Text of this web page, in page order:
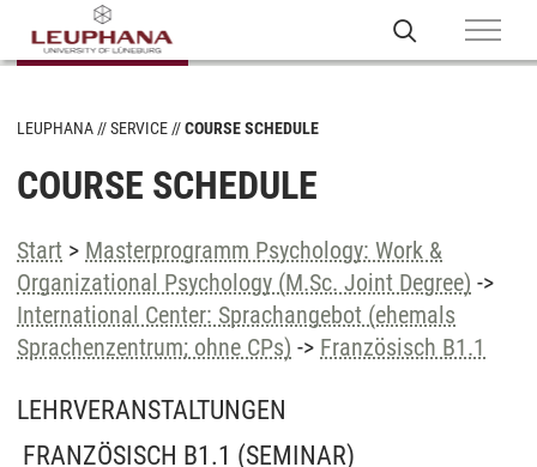
LEUPHANA SERVICE COURSE SCHEDULE
COURSE SCHEDULE
Start > Masterprogramm Psychology: Work &
Organizational Psychology (M.Sc. Joint Degree) ->
International Center: Sprachangebot (ehemals
Sprachenzentrum; ohne CPs) -> Französisch B1.1
LEHRVERANSTALTUNGEN
FRANZÖSISCH B1.1 (SEMINAR)